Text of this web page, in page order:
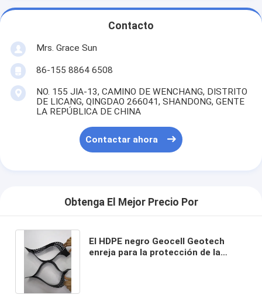
Contacto
Mrs. Grace Sun
86-155 8864 6508
NO. 155 JIA-13, CAMINO DE WENCHANG, DISTRITO
DE LICANG, QINGDAO 266041, SHANDONG, GENTE
LA REPÚBLICA DE CHINA
Contactar ahora
Obtenga El Mejor Precio Por
El HDPE negro Geocell Geotech
enreja para la protección de la